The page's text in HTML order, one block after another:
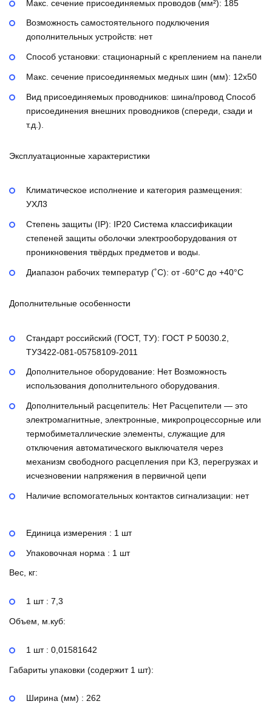
Макс. сечение присоединяемых проводов (мм²): 185
Возможность самостоятельного подключения
дополнительных устройств: нет
Способ установки: стационарный с креплением на панели
Макс. сечение присоединяемых медных шин (мм): 12х50
Вид присоединяемых проводников: шина/провод Способ
присоединения внешних проводников (спереди, сзади и
т.д.).
Эксплуатационные характеристики
Климатическое исполнение и категория размещения:
УХЛ3
Степень защиты (IP): IP20 Система классификации
степеней защиты оболочки электрооборудования от
проникновения твёрдых предметов и воды.
Диапазон рабочих температур (˚С): от -60°С до +40°С
Дополнительные особенности
Стандарт российский (ГОСТ, ТУ): ГОСТ Р 50030.2,
ТУ3422-081-05758109-2011
Дополнительное оборудование: Нет Возможность
использования дополнительного оборудования.
Дополнительный расцепитель: Нет Расцепители — это
электромагнитные, электронные, микропроцессорные или
термобиметаллические элементы, служащие для
отключения автоматического выключателя через
механизм свободного расцепления при КЗ, перегрузках и
исчезновении напряжения в первичной цепи
Наличие вспомогательных контактов сигнализации: нет
Единица измерения : 1 шт
Упаковочная норма : 1 шт
Вес, кг:
1 шт : 7,3
Объем, м.куб:
1 шт : 0,01581642
Габариты упаковки (содержит 1 шт):
Ширина (мм) : 262